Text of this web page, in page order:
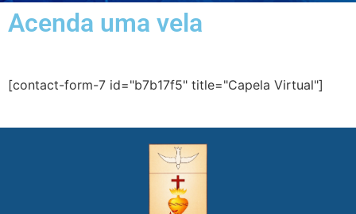
Acenda uma vela
[contact-form-7 id="b7b17f5" title="Capela Virtual"]